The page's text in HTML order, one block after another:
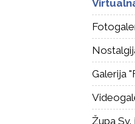
Galerija
Župa